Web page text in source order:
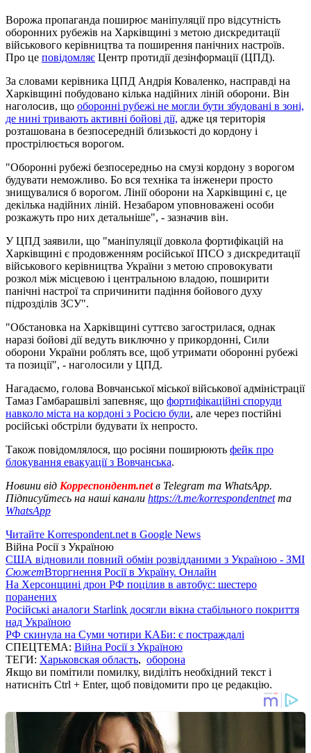
Ворожа пропаганда поширює маніпуляції про відсутність
оборонних рубежів на Харківщині з метою дискредитації
військового керівництва та поширення панічних настроїв.
Про це повідомляє Центр протидії дезінформації (ЦПД).
За словами керівника ЦПД Андрія Коваленко, насправді на
Харківщині побудовано кілька надійних ліній оборони. Він
наголосив, що оборонні рубежі не могли бути збудовані в зоні,
де нині тривають активні бойові дії, адже ця територія
розташована в безпосередній близькості до кордону і
прострілюється ворогом.
"Оборонні рубежі безпосередньо на смузі кордону з ворогом
будувати неможливо. Бо вся техніка та інженери просто
знищувалися б ворогом. Лінії оборони на Харківщині є, це
декілька надійних ліній. Незабаром уповноважені особи
розкажуть про них детальніше", - зазначив він.
У ЦПД заявили, що "маніпуляції довкола фортифікацій на
Харківщині є продовженням російської ІПСО з дискредитації
військового керівництва України з метою спровокувати
розкол між місцевою і центральною владою, поширити
панічні настрої та спричинити падіння бойового духу
підрозділів ЗСУ".
"Обстановка на Харківщині суттєво загострилася, однак
наразі бойові дії ведуть виключно у прикордонні, Сили
оборони України роблять все, щоб утримати оборонні рубежі
та позиції", - наголосили у ЦПД.
Нагадаємо, голова Вовчанської міської військової адміністрації
Тамаз Гамбарашвілі запевняє, що фортифікаційні споруди
навколо міста на кордоні з Росією були, але через постійні
російські обстріли будувати їх непросто.
Також повідомлялося, що росіяни поширюють фейк про
блокування евакуації з Вовчанська.
Новини від Корреспондент.netв Telegram та WhatsApp.
Підписуйтесь на наші канали https://t.me/korrespondentnetта
WhatsApp
Читайте Korrespondent.net в Google News
Війна Росії з Україною
США відновили повний обмін розвідданими з Україною - ЗМІ
СюжетВторгнення Росії в Україну. Онлайн
На Херсонщині дрон РФ поцілив в автобус: шестеро
поранених
Російські аналоги Starlink досягли вікна стабільного покриття
над Україною
РФ скинула на Суми чотири КАБи: є постраждалі
СПЕЦТЕМА: Війна Росії з Україною
ТЕГИ: Харьковская область, оборона
Якщо ви помітили помилку, виділіть необхідний текст і
натисніть Ctrl + Enter, щоб повідомити про це редакцію.